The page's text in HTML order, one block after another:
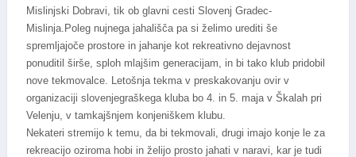
Mislinjski Dobravi, tik ob glavni cesti Slovenj Gradec-
Mislinja.Poleg nujnega jahališča pa si želimo urediti še
spremljajoče prostore in jahanje kot rekreativno dejavnost
ponuditil širše, sploh mlajšim generacijam, in bi tako klub pridobil
nove tekmovalce. Letošnja tekma v preskakovanju ovir v
organizaciji slovenjegraškega kluba bo 4. in 5. maja v Škalah pri
Velenju, v tamkajšnjem konjeniškem klubu.
Nekateri stremijo k temu, da bi tekmovali, drugi imajo konje le za
rekreacijo oziroma hobi in želijo prosto jahati v naravi, kar je tudi